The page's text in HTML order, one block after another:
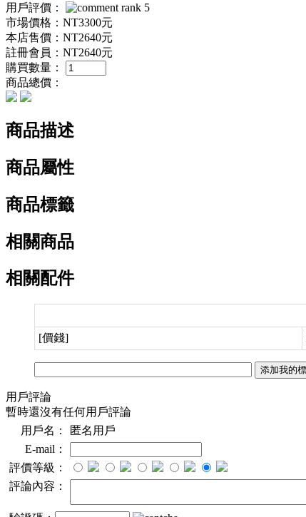
用戶評價：
市場價格： NT3300元
本店售價： NT2640元
註冊會員： NT2640元
購買數量：
商品總價：
商品描述
商品屬性
商品標籤
相關商品
相關配件
[價錢]
用戶評論
暫時還沒有任何用戶評論
用戶名：
匿名用戶
E-mail：
評價等級：
評論內容：